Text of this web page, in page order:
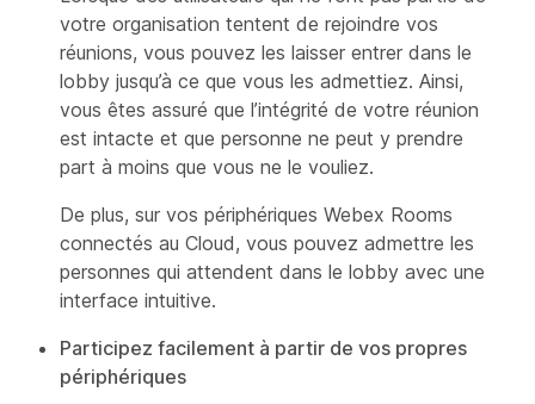
votre organisation tentent de rejoindre vos
réunions, vous pouvez les laisser entrer dans le
lobby jusqu’à ce que vous les admettiez. Ainsi,
vous êtes assuré que l’intégrité de votre réunion
est intacte et que personne ne peut y prendre
part à moins que vous ne le vouliez.
De plus, sur vos périphériques Webex Rooms
connectés au Cloud, vous pouvez admettre les
personnes qui attendent dans le lobby avec une
interface intuitive.
Participez facilement à partir de vos propres
périphériques